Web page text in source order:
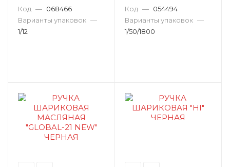
ПИШУЩИЙ УЗЕЛ
ПУЛЕВИДН WZ-2077В
Код — 068466
Варианты упаковок —
1/12
ДЕКОРАТИВНЫЙ ЭЛЕ
H05251
Код — 054494
Варианты упаковок —
1/50/1800